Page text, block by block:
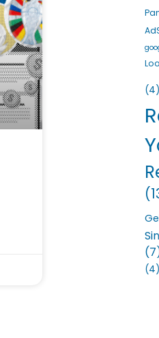
(4)
(4)